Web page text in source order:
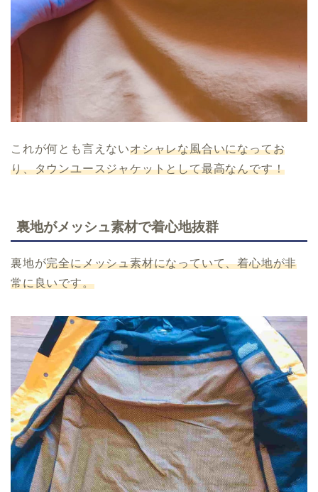
これが何とも言えないオシャレな風合いになってお
り、タウンユースジャケットとして最高なんです！
裏地がメッシュ素材で着心地抜群
裏地が完全にメッシュ素材になっていて、着心地が非
常に良いです。